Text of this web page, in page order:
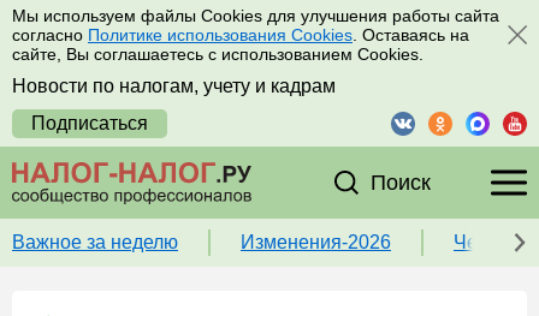
Мы используем файлы Cookies для улучшения работы сайта
согласно Политике использования Cookies . Оставаясь на
сайте, Вы соглашаетесь с использованием Cookies.
Новости по налогам, учету и кадрам
Подписаться
Поиск
Важное за неделю Изменения-2026 Чек-